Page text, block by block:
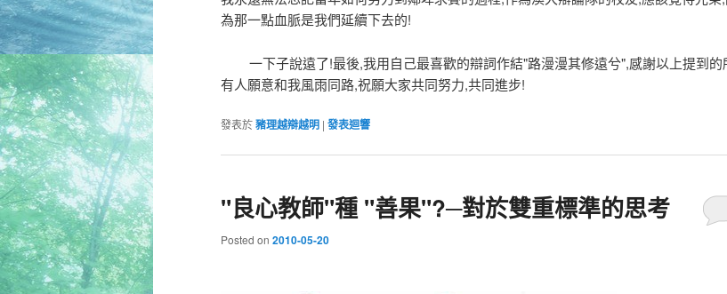
為那一點血脈是我們延續下去的!
一下子說遠了!最後,我用自己最喜歡的辯詞作結"路漫漫其修遠兮",感謝以上提到的
有人願意和我風雨同路,祝願大家共同努力,共同進步!
發表於豬理越辯越明 | 發表迴響
"良心教師"種 "善果"?─對於雙重標準的思考
Posted on 2010-05-20